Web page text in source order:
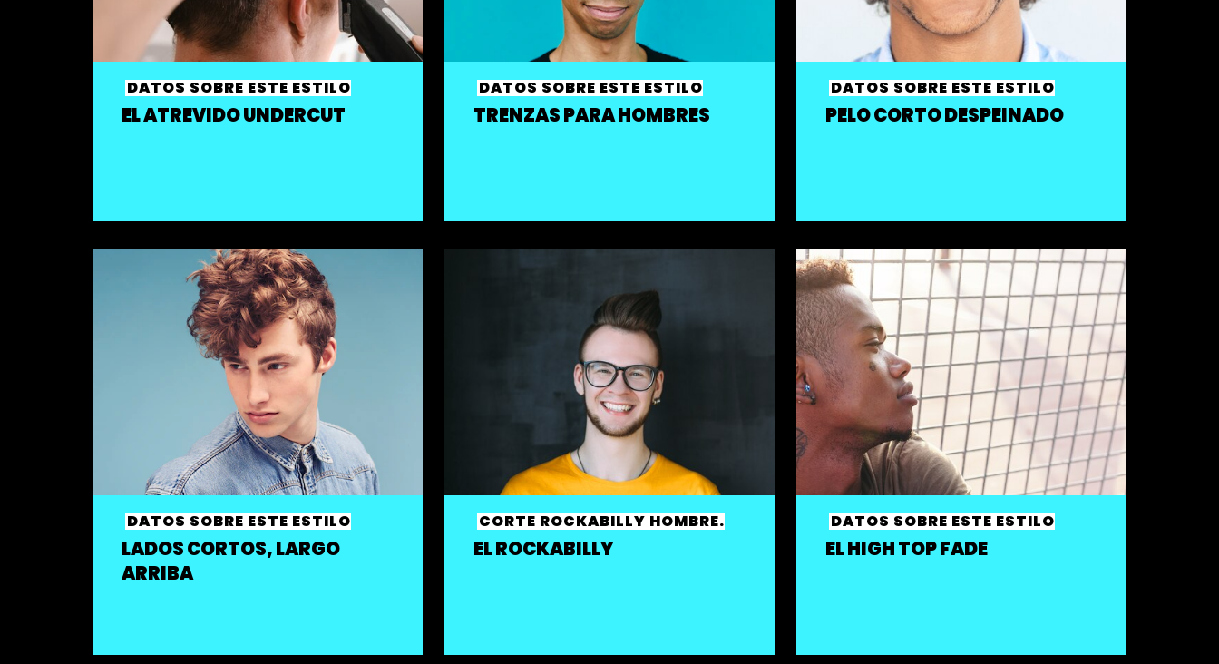
DATOS SOBRE ESTE ESTILO
EL ATREVIDO UNDERCUT
DATOS SOBRE ESTE ESTILO
TRENZAS PARA HOMBRES
DATOS SOBRE ESTE ESTILO
PELO CORTO DESPEINADO
DATOS SOBRE ESTE ESTILO
LADOS CORTOS, LARGO
ARRIBA
CORTE ROCKABILLY HOMBRE.
EL ROCKABILLY
DATOS SOBRE ESTE ESTILO
EL HIGH TOP FADE